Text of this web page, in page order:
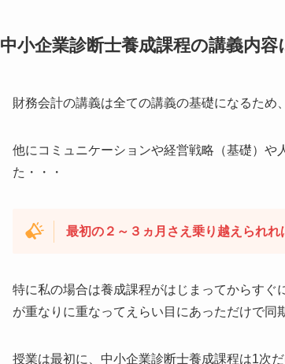
中小企業診断士養成課程の講義内容
財務会計の講義は全ての講義の基礎になるため
他にコミュニケーションや経営戦略（基礎）
た・・・
最初の２～３ヵ月さえ乗り越えられれ
特に私の場合は養成課程がはじまってからす
が重なりに重なってえらい目にあっただけで同
授業は最初に、中小企業診断士養成課程は1次